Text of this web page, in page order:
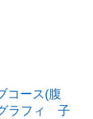
コース(腹
ラフィ 子